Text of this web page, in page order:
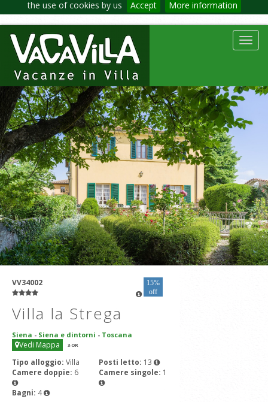
the use of cookies by us Accept More information
VV34002
15%
off
Villa la Strega
Siena - Siena e dintorni - Toscana
Vedi Mappa 3-OR
Tipo alloggio: Villa Posti letto: 13
Camere doppie: 6 Camere singole: 1
Bagni: 4